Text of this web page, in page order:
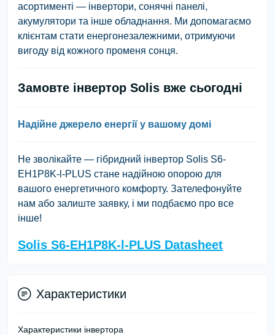
асортименті — інвертори, сонячні панелі,
акумулятори та інше обладнання. Ми допомагаємо
клієнтам стати енергонезалежними, отримуючи
вигоду від кожного променя сонця.
Замовте інвертор Solis вже сьогодні
Надійне джерело енергії у вашому домі
Не зволікайте — гібридний інвертор Solis S6-
EH1P8K-l-PLUS стане надійною опорою для
вашого енергетичного комфорту. Зателефонуйте
нам або залиште заявку, і ми подбаємо про все
інше!
Solis S6-EH1P8K-l-PLUS Datasheet
Характеристики
Характеристики інвертора